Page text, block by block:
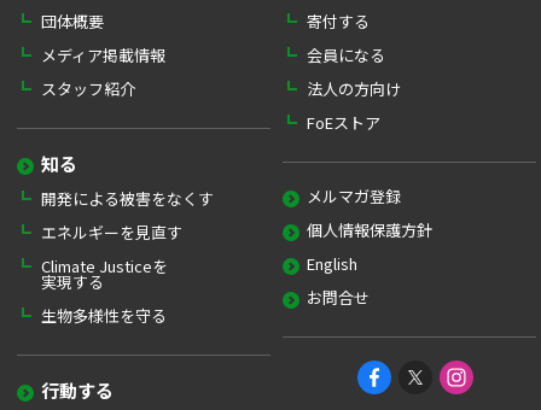
団体概要
メディア掲載情報
スタッフ紹介
知る
開発による被害をなくす
エネルギーを見直す
Climate Justiceを
実現する
生物多様性を守る
行動する
寄付する
会員になる
法人の方向け
FoEストア
メルマガ登録
個人情報保護方針
English
お問合せ